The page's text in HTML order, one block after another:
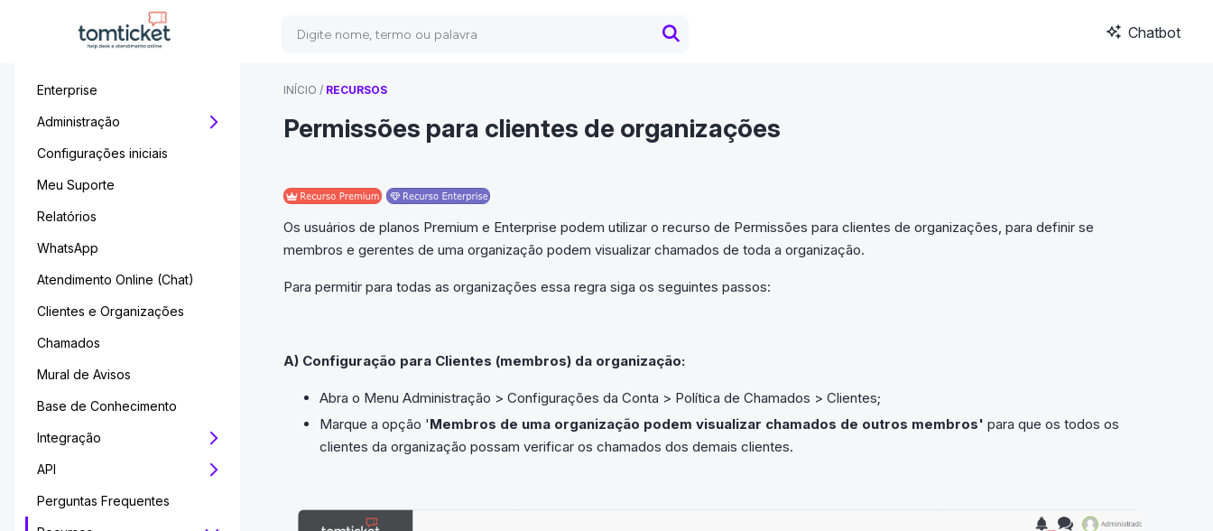
Chatbot
Enterprise
Administração
Configurações iniciais
Meu Suporte
Relatórios
WhatsApp
Atendimento Online (Chat)
Clientes e Organizações
Chamados
Mural de Avisos
Base de Conhecimento
Integração
API
Perguntas Frequentes
INÍCIO / RECURSOS
Permissões para clientes de organizações
Os usuários de planos Premium e Enterprise podem utilizar o recurso de Permissões para clientes de organizações, para definir se
membros e gerentes de uma organização podem visualizar chamados de toda a organização.
Para permitir para todas as organizações essa regra siga os seguintes passos:
A) Configuração para Clientes (membros) da organização:
Abra o Menu Administração > Configurações da Conta > Política de Chamados > Clientes;
Marque a opção 'Membros de uma organização podem visualizar chamados de outros membros' para que os todos os
clientes da organização possam verificar os chamados dos demais clientes.